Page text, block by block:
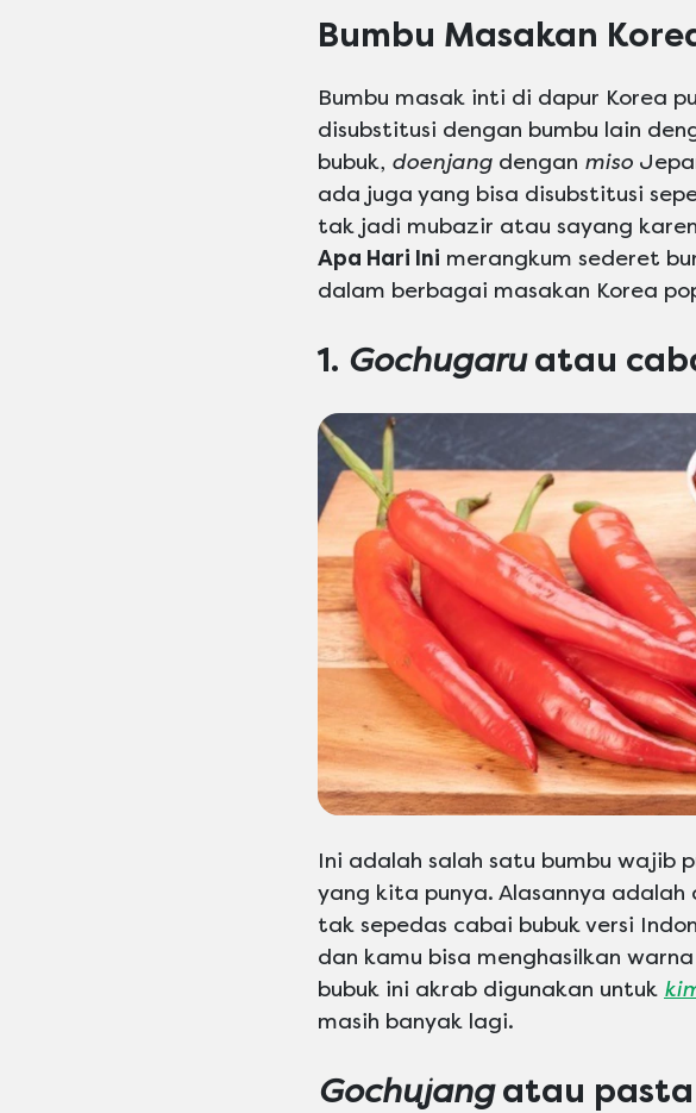
Bumbu Masakan
Bumbu masak inti di dapur Korea
disubstitusi dengan bumbu lain
bubuk, doenjang dengan miso
ada juga yang bisa disubstitusi
tak jadi mubazir atau sayang
Apa Hari Ini merangkum sederet
dalam berbagai masakan Korea
1. Gochugaruatau
Ini adalah salah satu bumbu wajib
yang kita punya. Alasannya adalah
tak sepedas cabai bubuk versi
dan kamu bisa menghasilkan
bubuk ini akrab digunakan untuk
masih banyak lagi.
Gochujangatau pasta